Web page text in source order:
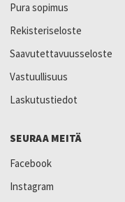
Pura sopimus
Rekisteriseloste
Saavutettavuusseloste
Vastuullisuus
Laskutustiedot
SEURAA MEITÄ
Facebook
Instagram